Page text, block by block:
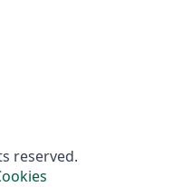
reserved.